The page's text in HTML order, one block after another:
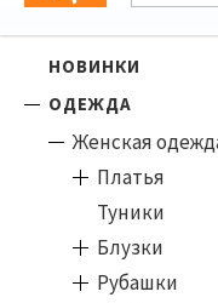
НОВИНКИ
ОДЕЖДА
Женская
Платья
Туники
Блузки
Рубашки